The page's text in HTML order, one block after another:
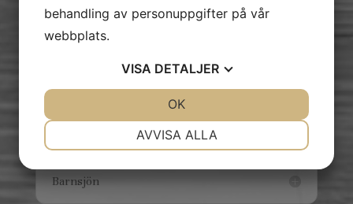
Södra och Norra Bergundasjön
Barnsjön
behandling av personuppgifter på vår
webbplats.
VISA DETALJER
MARKNADSFÖRING
AVVISA ALLA
OK